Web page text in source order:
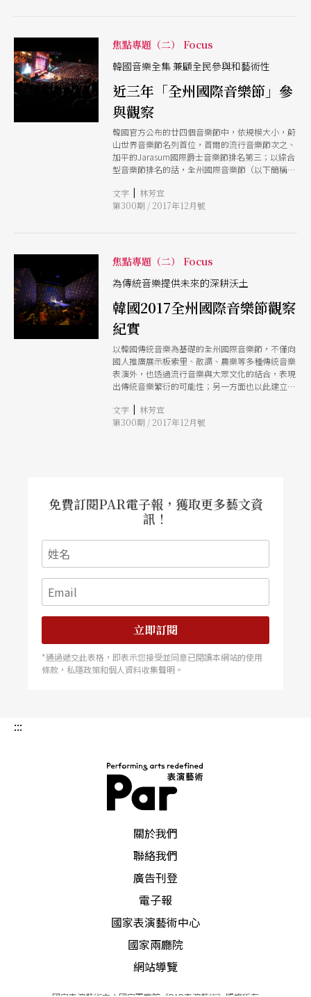
樂經理人、唱片公司等。 多元形式 讓人親近傳統
雖說以非流行音樂為主，內容比重還是以韓國傳統
音樂為最大比例，第一個參訪行程即是「國立國樂
偶》Kokdu首映表演會。《木偶》指的是傳統送葬
執導，以一對姊弟的日常和遇到木偶的奇幻旅程構
成，中間穿插盛大豪華的傳統舞樂現場表演，木偶
和姊弟同時出現在影片中和舞台上，運用虛實交
替，串接各種傳統樂舞的展現，如宮廷的國樂團、
舞蹈、祭儀、民間出殯時的吹打隊伍等。一如影片
文宣上的標題：一個國樂與電影相遇的奇幻世界
（The Fantasy World Where Gugak Meets
Film），國立國樂院演出組負責公共關係與行銷小
組的研究員魚真（Uh Jean）表示，國樂院希望透
式的展演。這是國樂院首度打破「常規」的推廣方
式，但所費不貲的型態，另一方面也限縮了推廣的
便利性，因此國樂院目前正在評估，將現場表演融
入影片中的的可能性。 除了國樂院這個大型製作
外，傳統節目還有重現十九世紀末韓國文人雅士詩
書琴畫的《昔日的未來風流》，在傳統的貴族韓屋
我們來說，是藝術文化與生活結合的古老傳統，但
這卻也是一套經過內容設計，行銷國際的表演產
品。 融入傳統風格 創新製作型態 除了上述兩項
「純傳統」的製作
焦點專題（二） Focus
韓國音樂全集 兼顧全民參與和藝術性
近三年「全州國際音樂節」參
與觀察
韓國官方公布的廿四個音樂節中，依規模大小，蔚
山世界音樂節名列首位，首爾的流行音樂節次之、
加平的Jarasum國際爵士音樂節排名第三；以綜合
型音樂節排名的話，全州國際音樂節（以下簡稱
一方面JISF最主要的支持者為地方銀行，另一方面
則是音樂節的策展理念。 韓國音樂的全集 為青年
最高行政主管為銀行家KIM Han，節目內容與藝術
方向則委由三年一任的藝術總監統籌規劃。現任藝
術總監朴在千（Park Je-chun）自二○一四年起接
外網絡，加上強大的音樂節製作團隊、行銷宣傳團
外，更為韓國青年音樂家鋪設一座橋梁。 然而在
筆者連續三年的觀察中，JISF最可貴的並非僅於為
青年音樂家帶來國際網絡與曝光機會，而是作為一
個超大型展會，在提供全民眾的藝文參與和音樂表
演的藝術性之間，取得了絕佳的平衡，同時在這個
平衡上，實踐傳統音樂的保存與創新的理想。三年
中，仔細觀察各類型節目的觀眾和民眾反應，也印
證了筆者長久以來的一個觀點：如果主事者不先畫
地自限或說圈地自保，而是以開放的觀點提供藝術
農樂隊競演、還有農樂四物的創新演出。而每年
JISF固定系列為「板索里大師」和「青年板索
舞台，大師專場將觀眾席搬上舞台，雖然席位只有
光設計，在還原傳統板索里近身圍繞聆聽的傳統
時，提供了現代劇場才有的聲光藝術，這是朴在千
板索里藝師們，大多是剛開始演藝事業，每個人背
後都至少有一位大師作為導師和業師，在森林舞台
中演出，鍛鍊和觀眾的互
文字 | 林芳宜
第300期 / 2017年12月號
焦點專題（二） Focus
為傳統音樂提供未來的深耕沃土
韓國2017全州國際音樂節觀察
紀實
以韓國傳統音樂為基礎的全州國際音樂節，不僅向
國人推廣展示板索里、散調、農樂等多種傳統音樂
表演外，也透過流行音樂與大眾文化的結合，表現
出傳統音樂繁衍的可能性；另一方面也以此建立國
進不同文化間的交流。以Color of Sori為主題，將
音樂節披展成一張畫布，揮灑來自世界各國音樂的
文字 | 林芳宜
第300期 / 2017年12月號
免費訂閱PAR電子報，獲取更多藝文資
訊！
立即訂閱
*通過遞交此表格，即表示您接受並同意已閱讀本網站的使用
條款，私隱政策和個人資料收集聲明。
:::
關於我們
聯絡我們
廣告刊登
電子報
國家表演藝術中心
國家兩廳院
網站導覽